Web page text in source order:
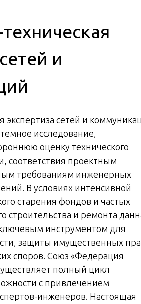
и
экспертиза сетей и
исследование,
оценку технического
соответствия проектным
требованиям инженерных
В условиях интенсивной
старения фондов и частых
строительства и ремонта
ключевым инструментом для
защиты имущественных
споров. Союз «Федерация
полный цикл
с привлечением
инженеров. Настоящая